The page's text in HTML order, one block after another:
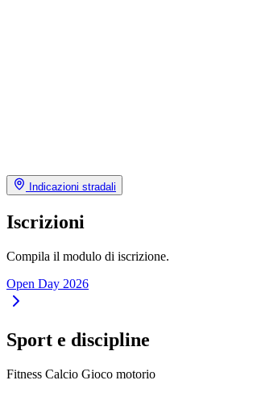
Indicazioni stradali
Iscrizioni
Compila il modulo di iscrizione.
Open Day 2026
Sport e discipline
Fitness Calcio Gioco motorio